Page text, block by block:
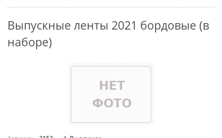
Выпускные ленты 2021 бордовые (в
наборе)